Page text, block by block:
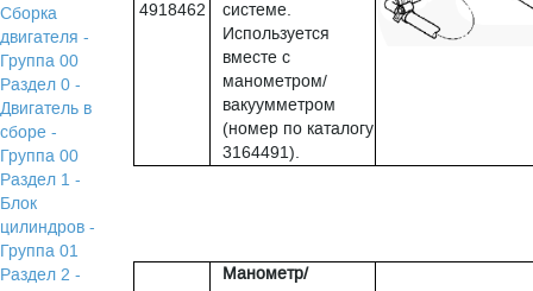
Сборка
двигателя -
Группа 00
Раздел 0 -
Двигатель в
сборе -
Группа 00
Раздел 1 -
Блок
цилиндров -
Группа 01
Раздел 2 -
4918462
системе.
Используется
вместе с
манометром/
вакуумметром
(номер по каталогу
3164491).
Манометр/